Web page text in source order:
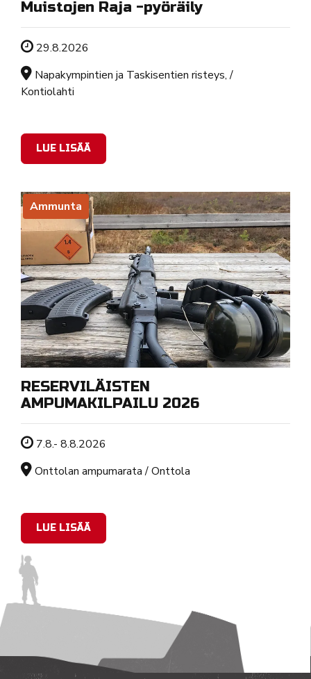
Muistojen Raja -pyöräily
Tapahtuman ajankohta
29.8.2026
Sijainti
Napakympintien ja Taskisentien risteys, /
Kontiolahti
LUE LISÄÄ
Ammunta
RESERVILÄISTEN
AMPUMAKILPAILU 2026
Tapahtuman ajankohta
7.8.- 8.8.2026
Sijainti
Onttolan ampumarata / Onttola
LUE LISÄÄ